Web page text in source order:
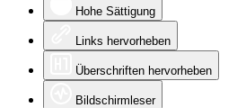
Hohe Sättigung
Links hervorheben
Überschriften hervorheben
Bildschirmleser